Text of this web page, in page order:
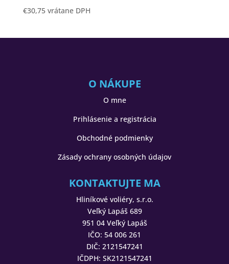
€30,75 vrátane DPH
O NÁKUPE
O mne
Prihlásenie a registrácia
Obchodné podmienky
Zásady ochrany osobných údajov
KONTAKTUJTE MA
Hliníkové voliéry, s.r.o.
Veľký Lapáš 689
951 04 Veľký Lapáš
IČO: 54 006 261
DIČ: 2121547241
IČDPH: SK2121547241